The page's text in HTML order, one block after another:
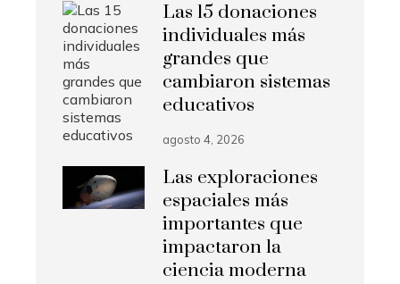
Las 15 donaciones
individuales más
grandes que
cambiaron sistemas
educativos
agosto 4, 2026
Las exploraciones
espaciales más
importantes que
impactaron la
ciencia moderna